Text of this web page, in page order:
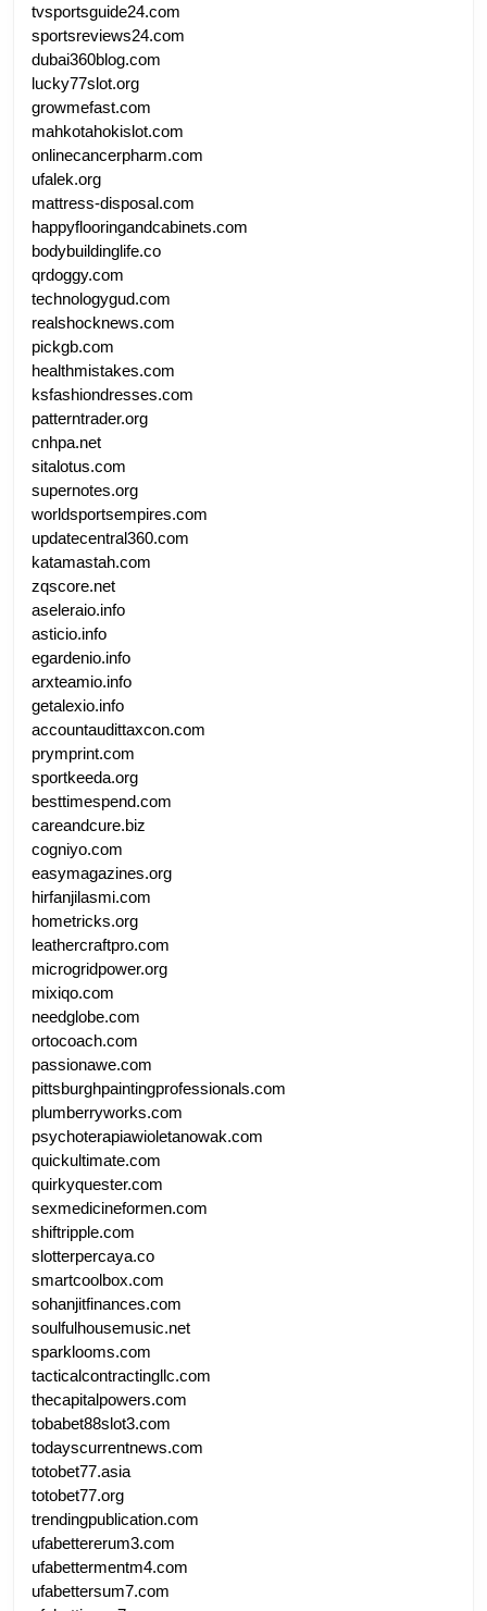
tvsportsguide24.com
sportsreviews24.com
dubai360blog.com
lucky77slot.org
growmefast.com
mahkotahokislot.com
onlinecancerpharm.com
ufalek.org
mattress-disposal.com
happyflooringandcabinets.com
bodybuildinglife.co
qrdoggy.com
technologygud.com
realshocknews.com
pickgb.com
healthmistakes.com
ksfashiondresses.com
patterntrader.org
cnhpa.net
sitalotus.com
supernotes.org
worldsportsempires.com
updatecentral360.com
katamastah.com
zqscore.net
aseleraio.info
asticio.info
egardenio.info
arxteamio.info
getalexio.info
accountaudittaxcon.com
prymprint.com
sportkeeda.org
besttimespend.com
careandcure.biz
cogniyo.com
easymagazines.org
hirfanjilasmi.com
hometricks.org
leathercraftpro.com
microgridpower.org
mixiqo.com
needglobe.com
ortocoach.com
passionawe.com
pittsburghpaintingprofessionals.com
plumberryworks.com
psychoterapiawioletanowak.com
quickultimate.com
quirkyquester.com
sexmedicineformen.com
shiftripple.com
slotterpercaya.co
smartcoolbox.com
sohanjitfinances.com
soulfulhousemusic.net
sparklooms.com
tacticalcontractingllc.com
thecapitalpowers.com
tobabet88slot3.com
todayscurrentnews.com
totobet77.asia
totobet77.org
trendingpublication.com
ufabettererum3.com
ufabettermentm4.com
ufabettersum7.com